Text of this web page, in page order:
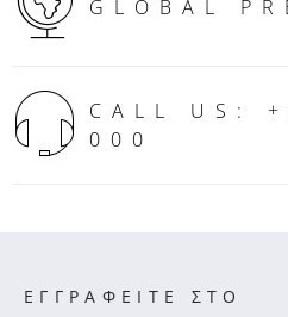
GLOBAL
CALL US:
000
ΕΓΓΡΑΦΕΙΤΕ ΣΤΟ